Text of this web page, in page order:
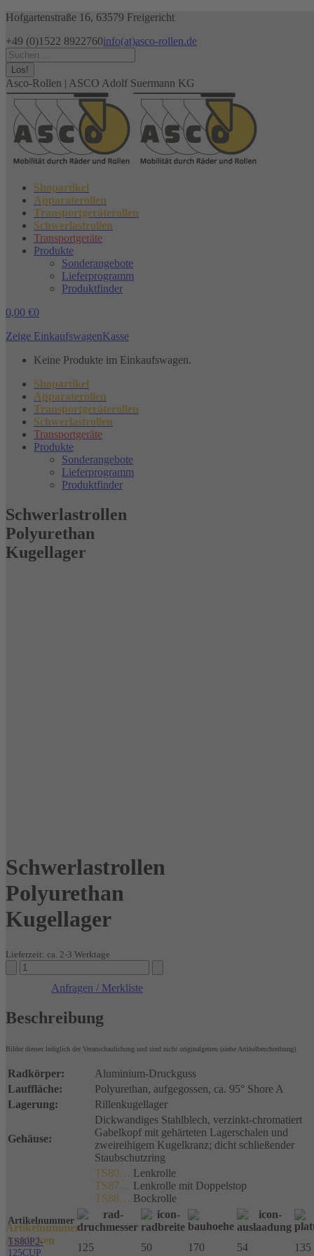
Zum
springen
Hofgartenstraße 16, 63579 Freigericht
+49 (0)1522 8922760info(at)asco-rollen.de
Facebook
page
opens
in
new
window
Instagram
page
opens
in
new
window
X
page
opens
in
new
window
Search:
Asco-Rollen | ASCO Adolf Suermann KG
Shopartikel
Apparaterollen
Transportgeräterollen
Schwerlastrollen
Transportgeräte
Produkte
Sonderangebote
Lieferprogramm
Produktfinder
0,00 €0
Zeige EinkaufswagenKasse
Keine Produkte im Einkaufswagen.
Shopartikel
Apparaterollen
Transportgeräterollen
Schwerlastrollen
Transportgeräte
Produkte
Sonderangebote
Lieferprogramm
Produktfinder
Schwerlastrollen
Polyurethan
Kugellager
Schwerlastrollen
Polyurethan
Kugellager
Lieferzeit: ca. 2-3 Werktage
Schwerlastrollen
Polyurethan
KugellagerAnfragen / Merkliste
Beschreibung
Bilder dienen lediglich der Veranschaulichung und sind nicht originalgetreu (siehe Artikelbeschreibung).
Radkörper:
Aluminium-Druckguss
Lauffläche:
Polyurethan, aufgegossen, ca. 95° Shore A
Lagerung:
Rillenkugellager
Gehäuse:
Dickwandiges Stahlblech, verzinkt-chromatiert
Gabelkopf mit gehärteten Lagerschalen und
zweireihigem Kugelkranz; dicht schließender
Staubschutzring
TS80… Lenkrolle
TS87… Lenkrolle mit Doppelstop
TS88… Bockrolle
Artikelnummer
Anklicken
Artikelnummer
TS80P2-
125CUP
125 50 170 54